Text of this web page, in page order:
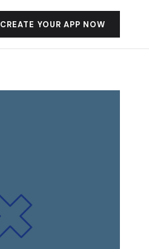
CREATE YOUR APP NOW